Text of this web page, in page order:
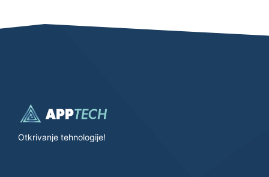
Otkrivanje tehnologije!